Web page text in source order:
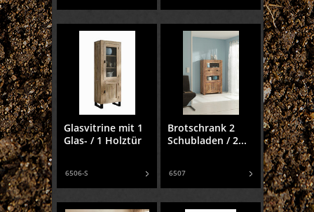
Glasvitrine mit 1
Glas- / 1 Holztür
6506-S
Brotschrank 2
Schubladen / 2...
6507